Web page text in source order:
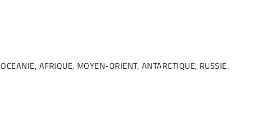
AFRIQUE, MOYEN-ORIENT, ANTARCTIQUE, RUSSIE.